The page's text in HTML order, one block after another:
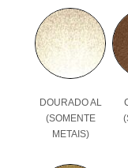
DOURADO AL
(SOMENTE
METAIS)